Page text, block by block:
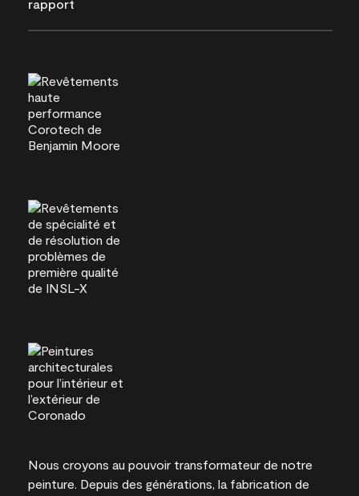
rapport
Nous croyons au pouvoir transformateur de notre
peinture. Depuis des générations, la fabrication de